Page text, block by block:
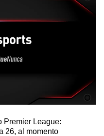
Premier League:
26, al momento